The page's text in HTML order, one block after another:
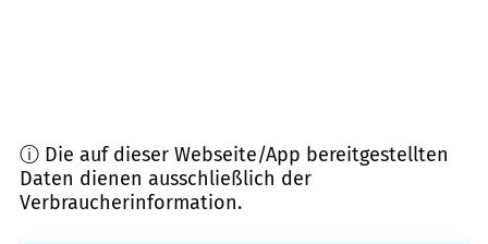
ⓘ Die auf dieser Webseite/App bereitgestellten
Daten dienen ausschließlich der
Verbraucherinformation.